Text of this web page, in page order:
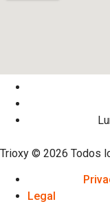
Trioxy © 2026 Todos
Legal